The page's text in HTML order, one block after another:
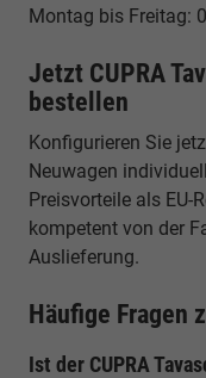
Montag bis Freitag:
Jetzt CUPRA
bestellen
Konfigurieren Sie
Neuwagen
Preisvorteile als EU-
kompetent von der
Auslieferung.
Häufige Fragen
Ist der CUPRA